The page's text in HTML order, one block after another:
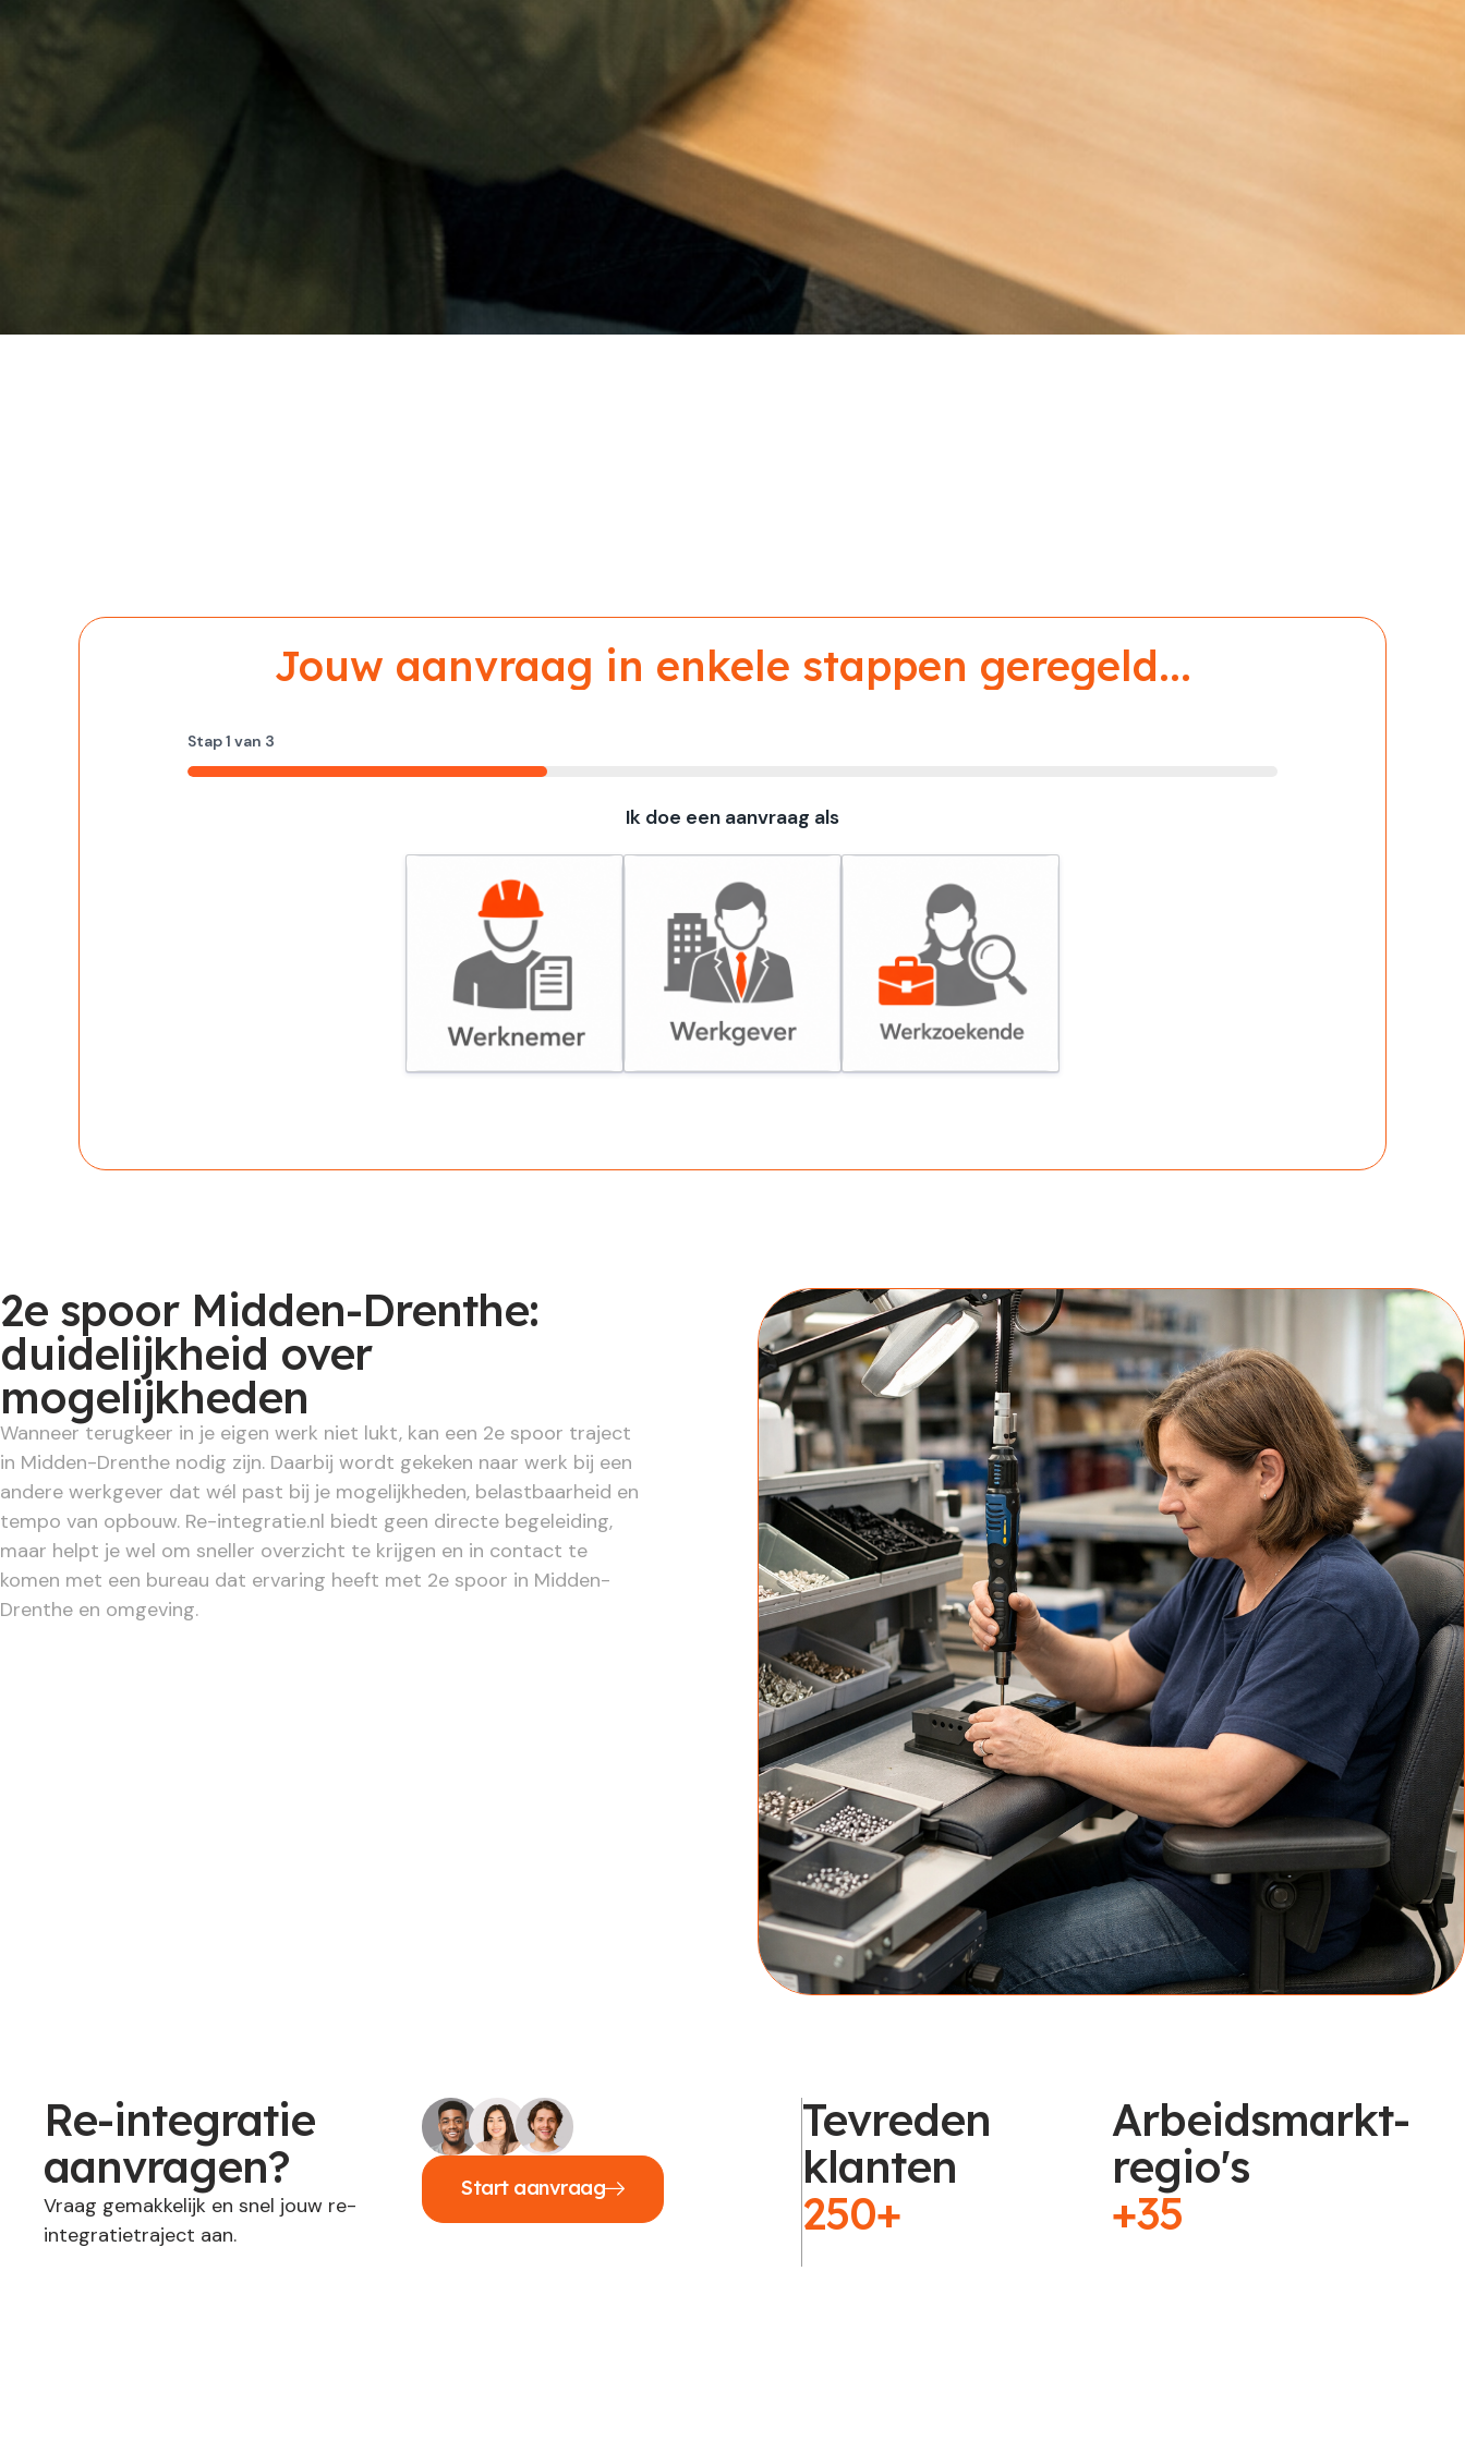
Jouw aanvraag in enkele stappen geregeld...
Stap1 van 3
33%
Ik doe een aanvraag als
Werknemer Werkgever Werkzoekende
2e spoor Midden-Drenthe:
duidelijkheid over
mogelijkheden
Wanneer terugkeer in je eigen werk niet lukt, kan een 2e spoor traject
in Midden-Drenthe nodig zijn. Daarbij wordt gekeken naar werk bij een
andere werkgever dat wél past bij je mogelijkheden, belastbaarheid en
tempo van opbouw. Re-integratie.nl biedt geen directe begeleiding,
maar helpt je wel om sneller overzicht te krijgen en in contact te
komen met een bureau dat ervaring heeft met 2e spoor in Midden-
Drenthe en omgeving.
Re-integratie
aanvragen?
Vraag gemakkelijk en snel jouw re-
integratietraject aan.
Start aanvraag
Tevreden
klanten
250+
Arbeidsmarkt-
regio's
+35